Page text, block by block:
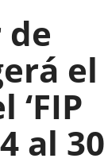
de
el
al 30